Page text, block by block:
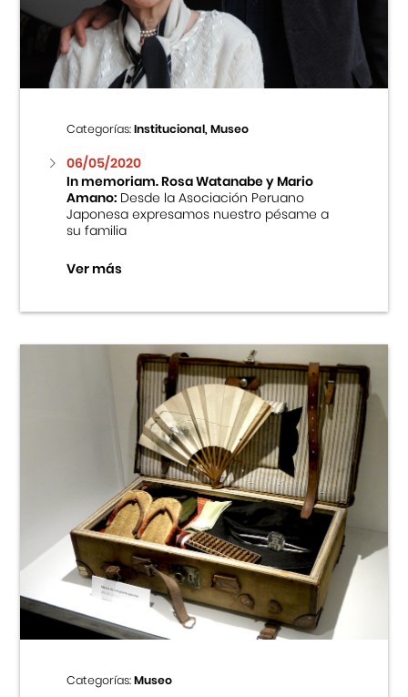
Centro Cultural Peruano Japonés
Cursos
Museo de la Inmigración Japonesa
Fondo Editorial
Teatro Peruano Japonés
Categorías:Institucional, Museo
06/05/2020
In memoriam. Rosa Watanabe y Mario
Amano:Desde la Asociación Peruano
Japonesa expresamos nuestro pésame a
su familia
Ver más
Categorías:Museo